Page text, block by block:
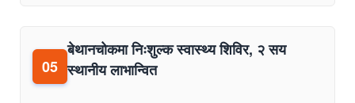
05
बेथानचोकमा निःशुल्क स्वास्थ्य शिविर, २ सय
स्थानीय लाभान्वित